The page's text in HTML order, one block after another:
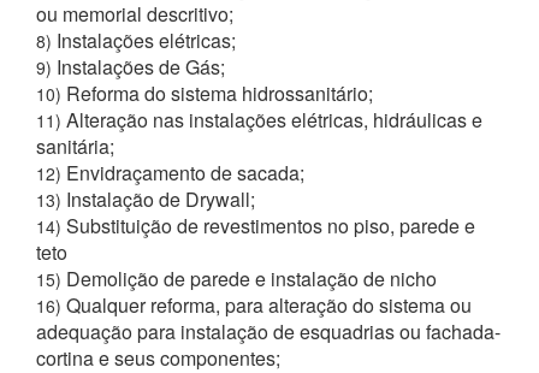
ou memorial descritivo;
8) Instalações elétricas;
9) Instalações de Gás;
10) Reforma do sistema hidrossanitário;
11) Alteração nas instalações elétricas, hidráulicas e
sanitária;
12) Envidraçamento de sacada;
13) Instalação de Drywall;
14) Substituição de revestimentos no piso, parede e
teto
15) Demolição de parede e instalação de nicho
16) Qualquer reforma, para alteração do sistema ou
adequação para instalação de esquadrias ou fachada-
cortina e seus componentes;